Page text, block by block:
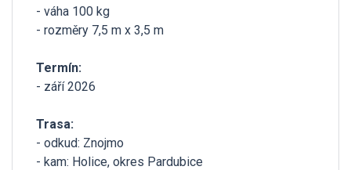
- váha 100 kg
- rozměry 7,5 m x 3,5 m
Termín:
- září 2026
Trasa:
- odkud: Znojmo
- kam: Holice, okres Pardubice